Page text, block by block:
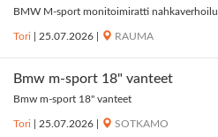
BMW M-sport monitoimiratti nahkaverhoilu
Tori 25.07.2026 RAUMA
Bmw m-sport 18" vanteet
Bmw m-sport 18" vanteet
Tori 25.07.2026 SOTKAMO